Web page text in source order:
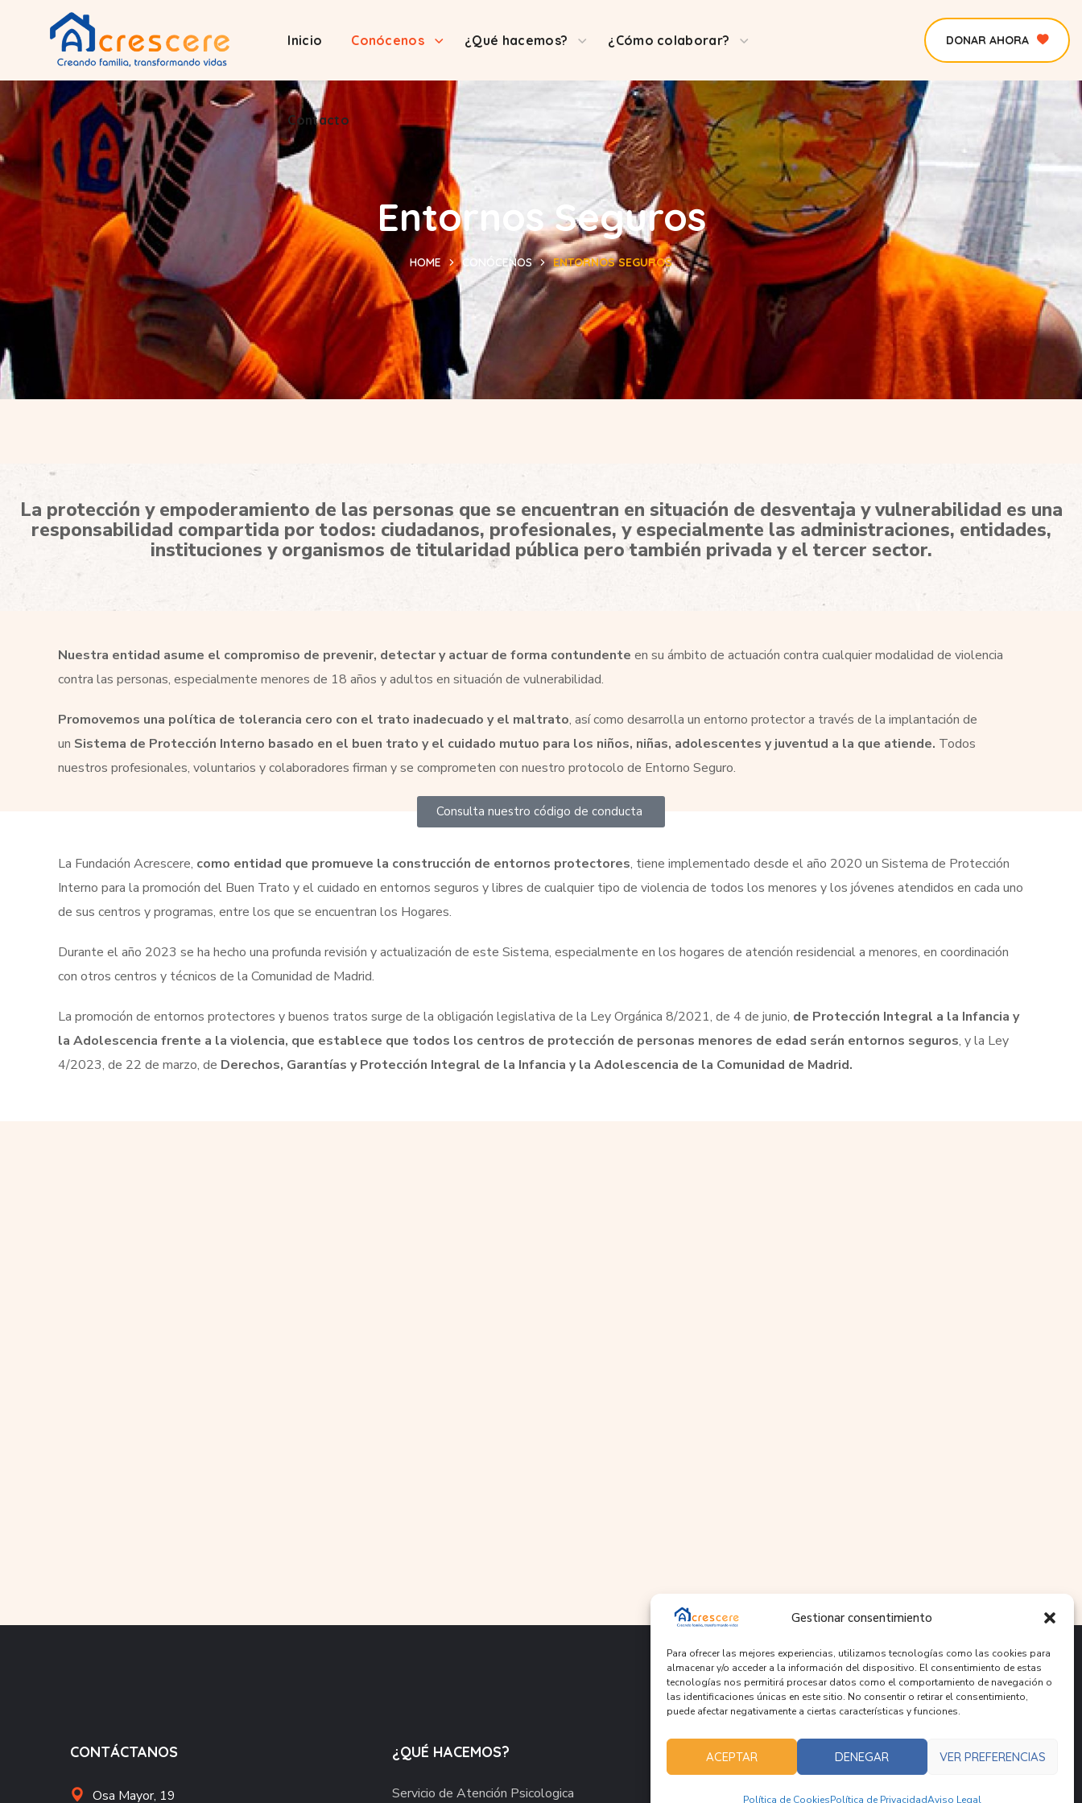
Gestionar consentimiento
Para ofrecer las mejores experiencias, utilizamos tecnologías como las cookies para
almacenar y/o acceder a la información del dispositivo. El consentimiento de estas
tecnologías nos permitirá procesar datos como el comportamiento de navegación o
las identificaciones únicas en este sitio. No consentir o retirar el consentimiento,
puede afectar negativamente a ciertas características y funciones.
ACEPTAR DENEGAR VER PREFERENCIAS
Política de CookiesPolítica de PrivacidadAviso Legal
Inicio Conócenos ¿Qué hacemos? ¿Cómo colaborar?
Contacto
DONAR AHORA
Entornos Seguros
HOME CONÓCENOS ENTORNOS SEGUROS
La protección y empoderamiento de las personas que se encuentran en situación de desventaja y vulnerabilidad es una
responsabilidad compartida por todos: ciudadanos, profesionales, y especialmente las administraciones, entidades,
instituciones y organismos de titularidad pública pero también privada y el tercer sector.
Nuestra entidad asume el compromiso de prevenir, detectar y actuar de forma contundente en su ámbito de actuación contra cualquier modalidad de violencia
contra las personas, especialmente menores de 18 años y adultos en situación de vulnerabilidad.
Promovemos una política de tolerancia cero con el trato inadecuado y el maltrato, así como desarrolla un entorno protector a través de la implantación de
un Sistema de Protección Interno basado en el buen trato y el cuidado mutuo para los niños, niñas, adolescentes y juventud a la que atiende. Todos
nuestros profesionales, voluntarios y colaboradores firman y se comprometen con nuestro protocolo de Entorno Seguro.
Consulta nuestro código de conducta
La Fundación Acrescere, como entidad que promueve la construcción de entornos protectores, tiene implementado desde el año 2020 un Sistema de Protección
Interno para la promoción del Buen Trato y el cuidado en entornos seguros y libres de cualquier tipo de violencia de todos los menores y los jóvenes atendidos en cada uno
de sus centros y programas, entre los que se encuentran los Hogares.
Durante el año 2023 se ha hecho una profunda revisión y actualización de este Sistema, especialmente en los hogares de atención residencial a menores, en coordinación
con otros centros y técnicos de la Comunidad de Madrid.
La promoción de entornos protectores y buenos tratos surge de la obligación legislativa de la Ley Orgánica 8/2021, de 4 de junio, de Protección Integral a la Infancia y
la Adolescencia frente a la violencia, que establece que todos los centros de protección de personas menores de edad serán entornos seguros, y la Ley
4/2023, de 22 de marzo, de Derechos, Garantías y Protección Integral de la Infancia y la Adolescencia de la Comunidad de Madrid.
CONTÁCTANOS
Osa Mayor, 19
¿QUÉ HACEMOS?
Servicio de Atención Psicologica
Hogares de Menores
Jóvenes en Riesgo